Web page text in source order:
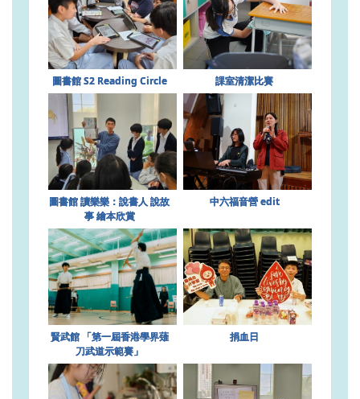
圖書館 S2 Reading Circle 課室清潔比賽
圖書館 讀樂樂：說書人 說故
事 繪本欣賞
中六福音營 edit
賢武館 「第一屆香港學界薙
刀武道示範賽」
捐血日